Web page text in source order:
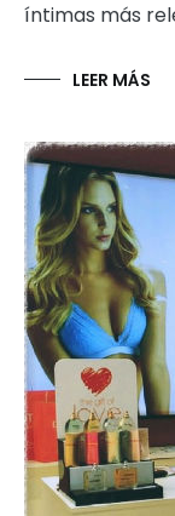
íntimas más
LEER MÁS